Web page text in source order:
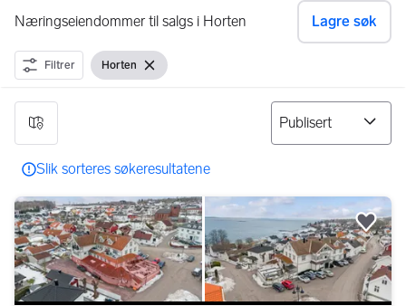
Næringseiendommer til salgs i Horten
Lagre søk
Filtrer Vis filter
Horten Fjern filter
7 resultater
Slik sorteres søkeresultatene